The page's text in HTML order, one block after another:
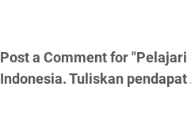
Post a Comment for
Indonesia. Tuliskan